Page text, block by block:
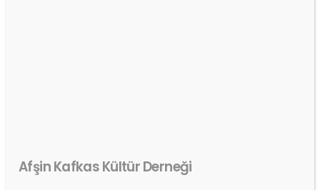
Afşin Kafkas Kültür Derneği